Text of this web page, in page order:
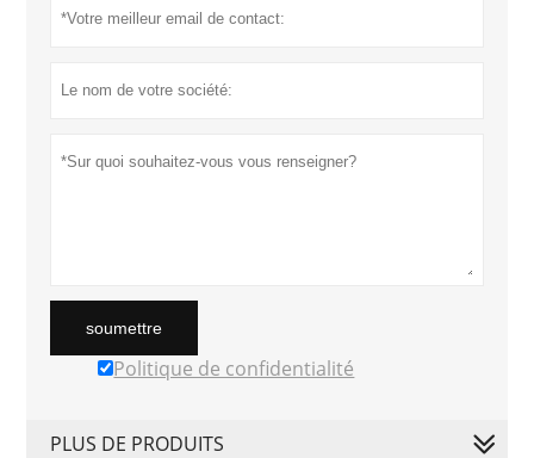
soumettre
Politique de confidentialité
PLUS DE PRODUITS